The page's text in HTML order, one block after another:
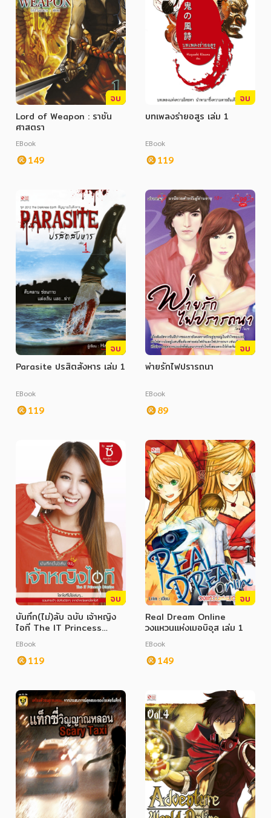
จบ
Lord of Weapon : ราชัน
ศาสตรา
EBook
149
จบ
บทเพลงร่ายอสูร เล่ม 1
EBook
119
จบ
Parasite ปรสิตสังหาร เล่ม 1
EBook
119
จบ
พ่ายรักไฟปรารถนา
EBook
89
จบ
บันทึก(ไม่)ลับ ฉบับ เจ้าหญิง
ไอที The IT Princess
Diaries
EBook
119
จบ
Real Dream Online
วงแหวนแห่งเมอบิอุส เล่ม 1
EBook
149